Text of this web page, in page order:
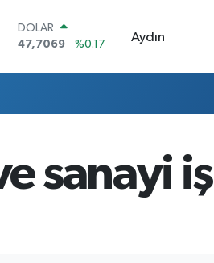
DOLAR
47,7069
%0.17
13.887
%64
BITCOIN
Aydın
sanayi iş